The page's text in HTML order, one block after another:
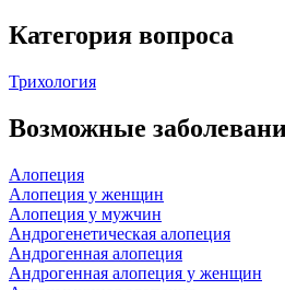
Категория вопроса
Трихология
Возможные
Алопеция
Алопеция у женщин
Алопеция у мужчин
Андрогенетическая алопеция
Андрогенная алопеция
Андрогенная алопеция у женщин